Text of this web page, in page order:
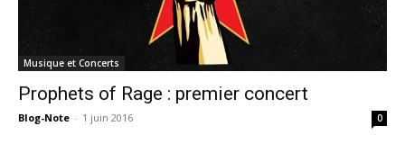
Musique et Concerts
Prophets of Rage : premier concert
Blog-Note - 1 juin 2016 0